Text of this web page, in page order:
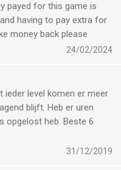
payed for this game is
having to pay extra for
money back please
24/02/2024
ieder level komen er meer
blijft. Heb er uren
opgelost heb. Beste 6
31/12/2019